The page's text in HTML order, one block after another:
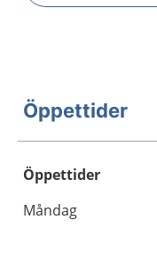
Öppettider
Öppettider
Dag
Öppettider
Kommentarer
Måndag